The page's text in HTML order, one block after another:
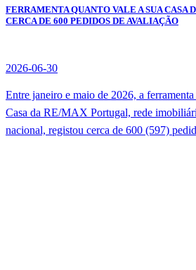
FERRAMENTA QUANTO VALE A SUA CASA
CERCA DE 600 PEDIDOS DE AVALIAÇÃO
2026-06-30
Entre janeiro e maio de 2026, a
Casa da RE/MAX Portugal, rede
nacional, registou cerca de 600 (597)